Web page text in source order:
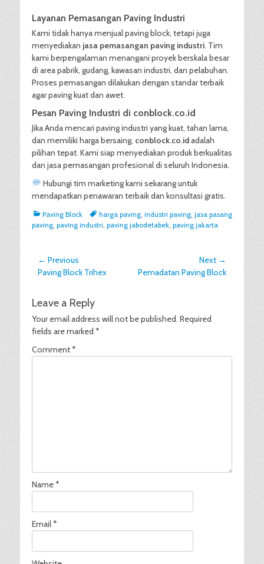
Layanan Pemasangan Paving Industri
Kami tidak hanya menjual paving block, tetapi juga
menyediakan jasa pemasangan paving industri. Tim
kami berpengalaman menangani proyek berskala besar
di area pabrik, gudang, kawasan industri, dan pelabuhan.
Proses pemasangan dilakukan dengan standar terbaik
agar paving kuat dan awet.
Pesan Paving Industri di conblock.co.id
Jika Anda mencari paving industri yang kuat, tahan lama,
dan memiliki harga bersaing, conblock.co.idadalah
pilihan tepat. Kami siap menyediakan produk berkualitas
dan jasa pemasangan profesional di seluruh Indonesia.
Hubungi tim marketing kami sekarang untuk
mendapatkan penawaran terbaik dan konsultasi gratis.
Categories
Paving Block Tagsharga paving, industri paving, jasa pasang
paving, paving industri, paving jabodetabek, paving jakarta
Post
navigation
← Previous
Previous
Paving Block Trihex
Next →
Next
Pemadatan Paving Block
Leave a Reply
Your email address will not be published. Required
fields are marked *
Comment*
Name*
Email*